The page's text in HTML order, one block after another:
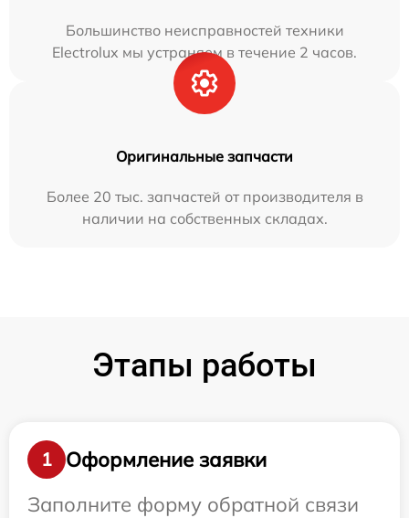
Большинство неисправностей техники
Electrolux мы устраняем в течение 2 часов.
Оригинальные запчасти
Более 20 тыс. запчастей от производителя в
наличии на собственных складах.
Этапы работы
1
Оформление заявки
Заполните форму обратной связи